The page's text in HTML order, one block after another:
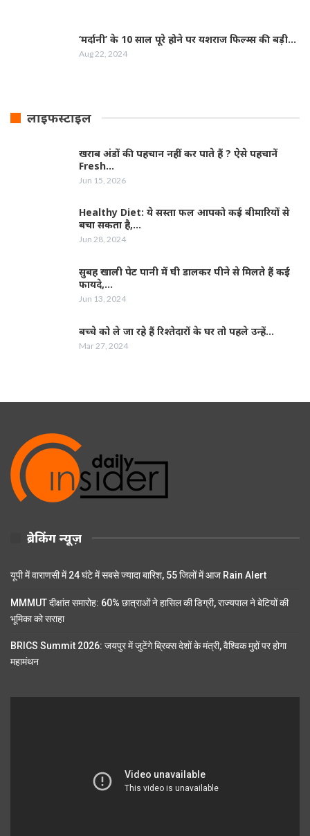
‘मर्दानी’ के 10 साल पूरे होने पर यशराज फिल्‍म्‍स की बड़ी…
Aug 22, 2024
लाइफस्टाइल
खराब अंडों की पहचान नहीं कर पाते हैं ? ऐसे पहचानें
Fresh…
Jun 15, 2026
Healthy Diet: ये सस्ता फल आपको कई बीमारियों से
बचा सकता है,…
Jun 28, 2024
सुबह खाली पेट पानी में घी डालकर पीने से मिलते हैं कई
फायदे,…
Jun 13, 2024
बच्चे को ले जा रहे हैं रिश्तेदारों के घर तो पहले उन्हें…
Mar 27, 2024
ब्रेकिंग न्यूज़
यूपी में वाराणसी में 24 घंटे में सबसे ज्यादा बारिश, 55 जिलों में आज Rain Alert
MMMUT दीक्षांत समारोह: 60% छात्राओं ने हासिल की डिग्री, राज्यपाल ने बेटियों की
भूमिका को सराहा
BRICS Summit 2026: जयपुर में जुटेंगे ब्रिक्स देशों के मंत्री, वैश्विक मुद्दों पर होगा
महामंथन